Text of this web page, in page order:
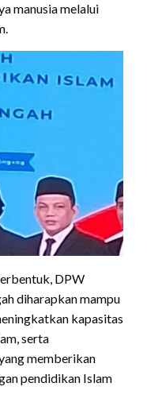
manusia melalui
DPW
diharapkan mampu
kapasitas
serta
memberikan
pendidikan Islam